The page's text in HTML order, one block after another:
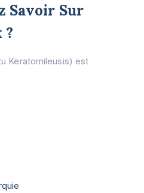
Savoir Sur
?
Keratomileusis) est